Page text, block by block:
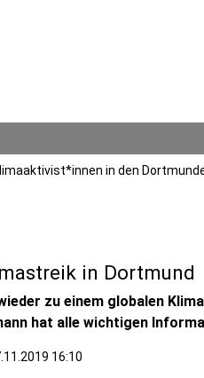
in den
in Dortmund
zu einem globalen
hat alle wichtigen
16:10